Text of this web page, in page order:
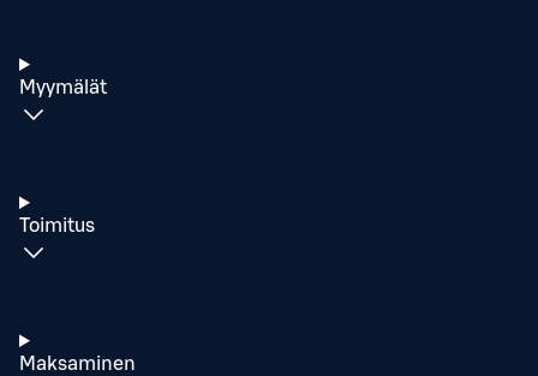
Myymälät
Toimitus
Maksaminen